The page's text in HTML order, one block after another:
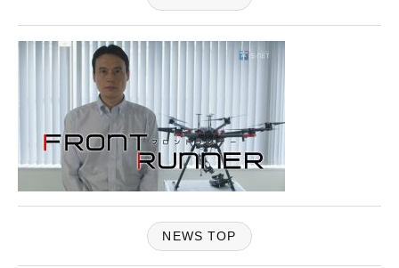
NEWS TOP